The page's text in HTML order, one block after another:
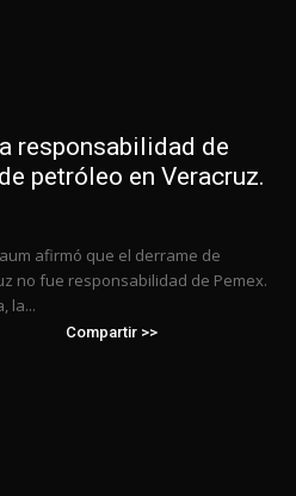
responsabilidad de
petróleo en Veracruz.
afirmó que el derrame de
no fue responsabilidad de Pemex.
la...
Compartir >>